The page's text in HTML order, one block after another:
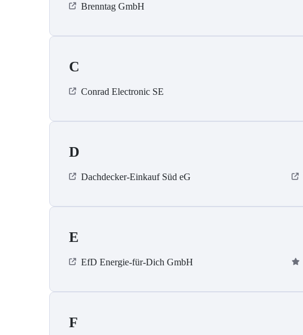
Brenntag GmbH
C
Conrad Electronic SE
D
Dachdecker-Einkauf Süd eG
E
EfD Energie-für-Dich GmbH
F